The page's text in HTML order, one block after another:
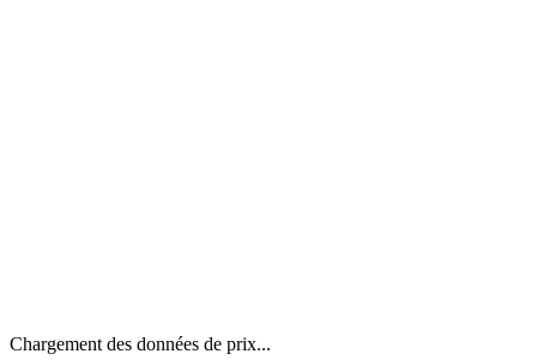
Chargement des données de prix...